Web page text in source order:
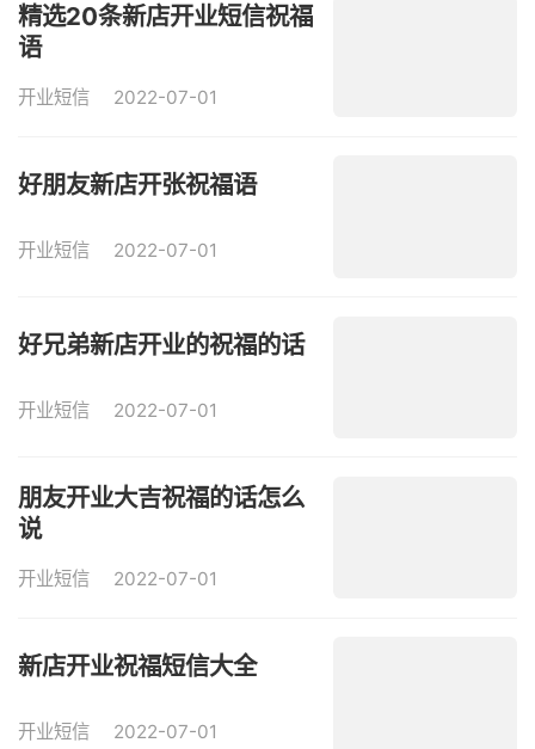
精选20条新店开业短信祝福
语
开业短信 2022-07-01
好朋友新店开张祝福语
开业短信 2022-07-01
好兄弟新店开业的祝福的话
开业短信 2022-07-01
朋友开业大吉祝福的话怎么
说
开业短信 2022-07-01
新店开业祝福短信大全
开业短信 2022-07-01